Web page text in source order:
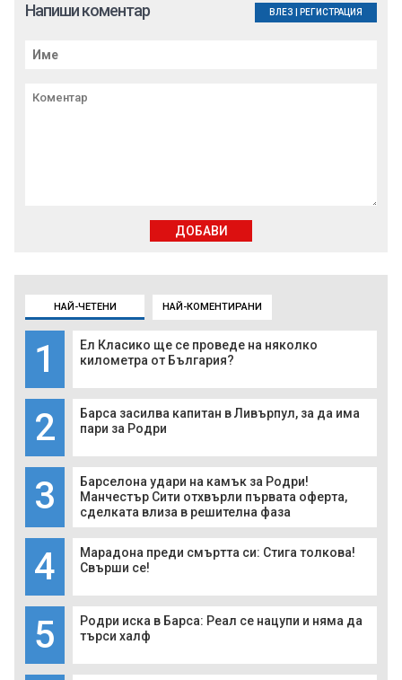
НАЙ-ЧЕТЕНИ НАЙ-КОМЕНТИРАНИ
1
Ел Класико ще се проведе на няколко
километра от България?
2
Барса засилва капитан в Ливърпул, за да има
пари за Родри
3
Барселона удари на камък за Родри!
Манчестър Сити отхвърли първата оферта,
сделката влиза в решителна фаза
4
Марадона преди смъртта си: Стига толкова!
Свърши се!
5
Родри иска в Барса: Реал се нацупи и няма да
търси халф
Напиши коментар ВЛЕЗ РЕГИСТРАЦИЯ
ДОБАВИ